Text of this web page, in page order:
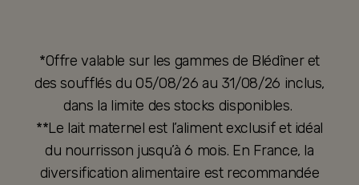
*Offre valable sur les gammes de Blédîner et
des soufflés du 05/08/26 au 31/08/26 inclus,
dans la limite des stocks disponibles.
**Le lait maternel est l’aliment exclusif et idéal
du nourrisson jusqu’à 6 mois. En France, la
diversification alimentaire est recommandée